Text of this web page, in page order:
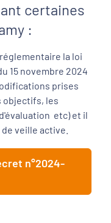
certaines
:
la loi
15 novembre 2024
prises
objectifs, les
etc) et il
veille active.
n°2024-